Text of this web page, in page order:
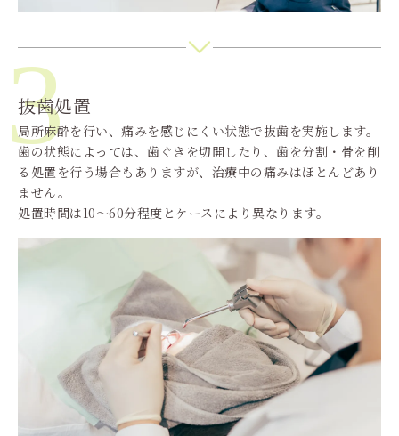
3
抜歯処置
局所麻酔を行い、痛みを感じにくい状態で抜歯を実施します。
歯の状態によっては、歯ぐきを切開したり、歯を分割・骨を削
る処置を行う場合もありますが、治療中の痛みはほとんどあり
ません。
処置時間は10〜60分程度とケースにより異なります。